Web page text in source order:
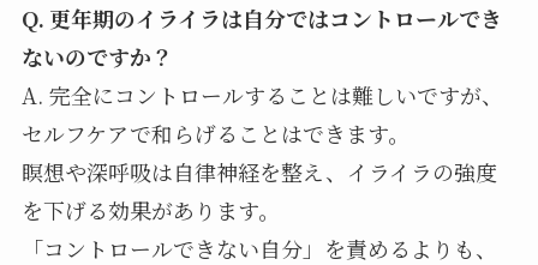
Q. 更年期のイライラは自分ではコントロールでき
ないのですか？
A. 完全にコントロールすることは難しいですが、
セルフケアで和らげることはできます。
瞑想や深呼吸は自律神経を整え、イライラの強度
を下げる効果があります。
「コントロールできない自分」を責めるよりも、